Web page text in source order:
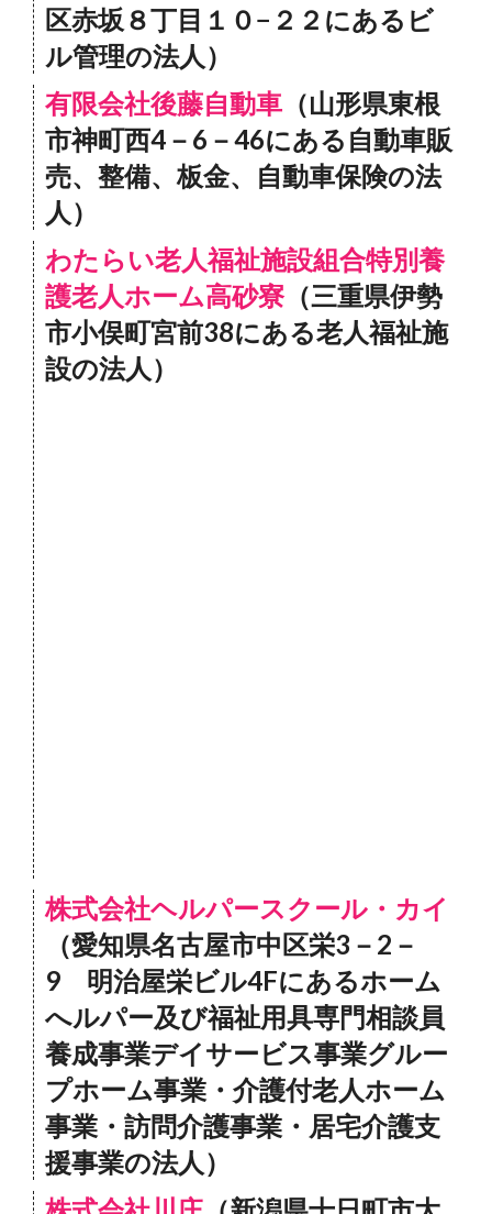
区赤坂８丁目１０−２２にあるビ
ル管理の法人）
有限会社後藤自動車 （山形県東根
市神町西4－6－46にある自動車販
売、整備、板金、自動車保険の法
人）
わたらい老人福祉施設組合特別養
護老人ホーム高砂寮 （三重県伊勢
市小俣町宮前38にある老人福祉施
設の法人）
株式会社ヘルパースクール・カイ
（愛知県名古屋市中区栄3－2－
9 明治屋栄ビル4Fにあるホーム
へルパー及び福祉用具専門相談員
養成事業デイサービス事業グルー
プホーム事業・介護付老人ホーム
事業・訪問介護事業・居宅介護支
援事業の法人）